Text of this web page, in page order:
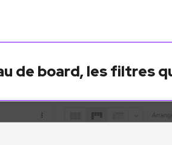
de board, les filtres